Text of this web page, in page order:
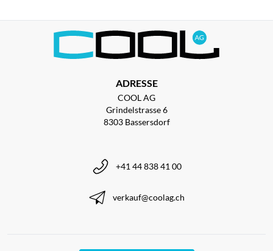
ADRESSE
COOL AG
Grindelstrasse 6
8303 Bassersdorf
+41 44 838 41 00
verkauf@coolag.ch